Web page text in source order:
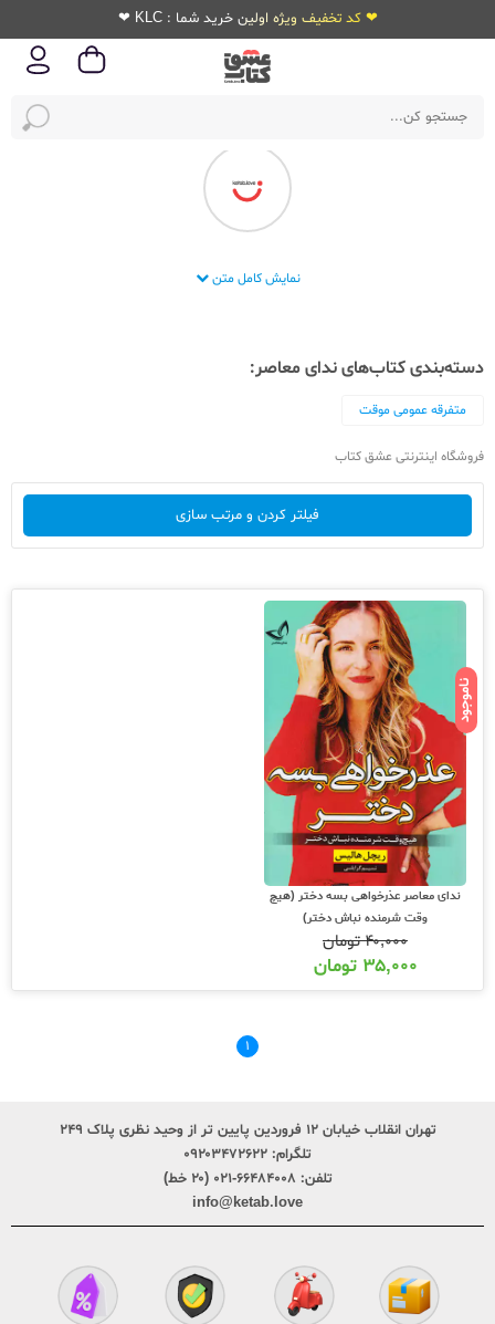
❤ کد تخفیف ویژه اولین خرید شما : KLC ❤
انتشارات ندای معاصر
نمایش کامل متن
دسته‌بندی کتاب‌های ندای معاصر:
متفرقه عمومی موقت
فروشگاه اینترنتی عشق کتاب
فیلتر کردن و مرتب سازی
ناموجود
ندای معاصر عذرخواهی بسه دختر (هیچ
وقت شرمنده نباش دختر)
۴۰,۰۰۰تومان
۳۵,۰۰۰ تومان
۱
تهران انقلاب خیابان ۱۲ فروردین پایین تر از وحید نظری پلاک ۲۴۹
تلگرام: ۰۹۲۰۳۴۷۲۶۲۲
تلفن: ۶۶۴۸۴۰۰۸-۰۲۱ (۲۰ خط)
info@ketab.love